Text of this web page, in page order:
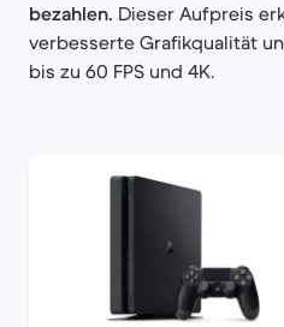
bezahlen. Dieser Aufpreis
verbesserte Grafikqualität
bis zu 60 FPS und 4K.